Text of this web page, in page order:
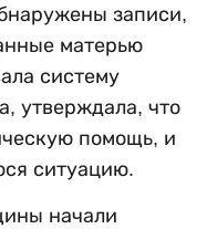
записи,
матерью
систему
утверждала, что
помощь, и
ситуацию.
начали